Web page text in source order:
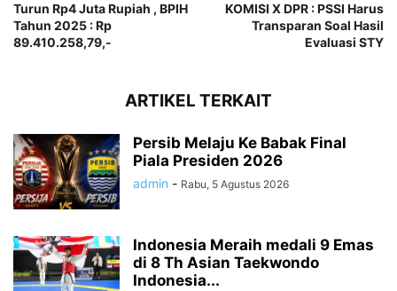
Turun Rp4 Juta Rupiah , BPIH
Tahun 2025 : Rp
89.410.258,79,-
KOMISI X DPR : PSSI Harus
Transparan Soal Hasil
Evaluasi STY
ARTIKEL TERKAIT
Persib Melaju Ke Babak Final
Piala Presiden 2026
admin - Rabu, 5 Agustus 2026
Indonesia Meraih medali 9 Emas
di 8 Th Asian Taekwondo
Indonesia...